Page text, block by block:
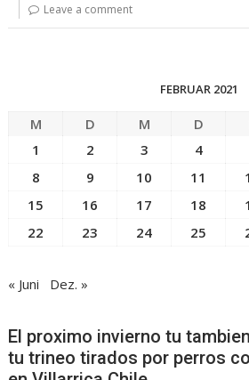
Leave a comment
FEBRUAR 2021
M D M D
1
2 3 4
8
9 10 11
15
16 17 18
22
23 24 25
« Juni Dez. »
El proximo invierno tu
tu trineo tirados por perros